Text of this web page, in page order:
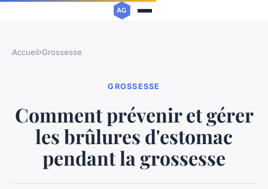
Accueil›Grossesse
GROSSESSE
Comment prévenir et gérer
les brûlures d'estomac
pendant la grossesse